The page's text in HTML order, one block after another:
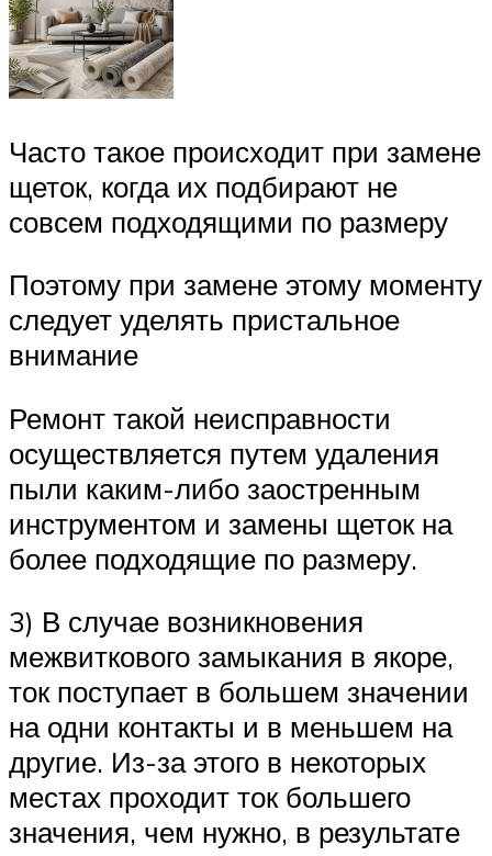
Часто такое происходит при замене
щеток, когда их подбирают не
совсем подходящими по размеру
Поэтому при замене этому моменту
следует уделять пристальное
внимание
Ремонт такой неисправности
осуществляется путем удаления
пыли каким-либо заостренным
инструментом и замены щеток на
более подходящие по размеру.
3) В случае возникновения
межвиткового замыкания в якоре,
ток поступает в большем значении
на одни контакты и в меньшем на
другие. Из-за этого в некоторых
местах проходит ток большего
значения, чем нужно, в результате